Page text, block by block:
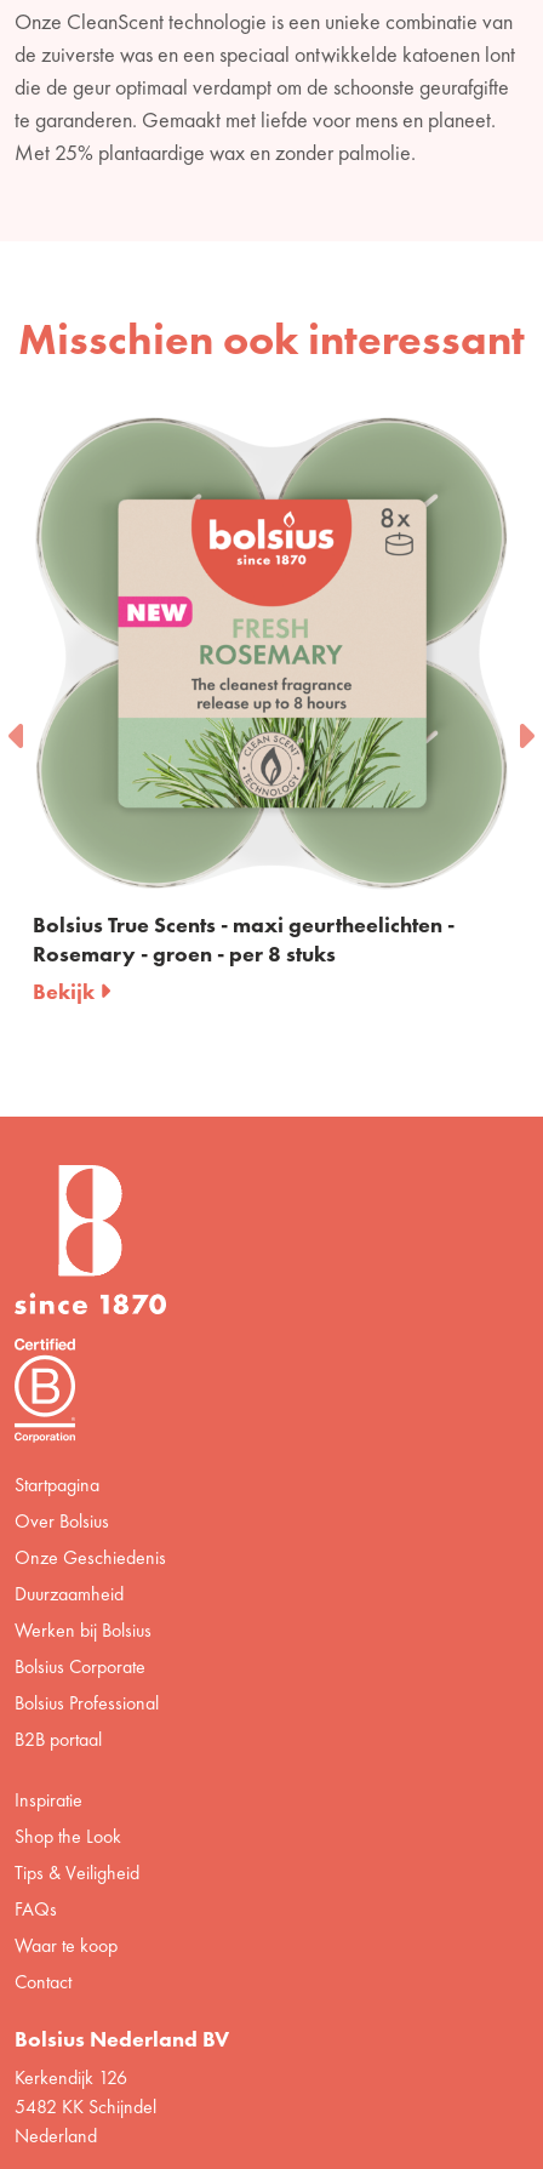
Onze CleanScent technologie is een unieke combinatie van
de zuiverste was en een speciaal ontwikkelde katoenen lont
die de geur optimaal verdampt om de schoonste geurafgifte
te garanderen. Gemaakt met liefde voor mens en planeet.
Met 25% plantaardige wax en zonder palmolie.
Misschien ook interessant
- maxi geurtheelichten -
per 8 stuks
Bolsius True Scents
Startpagina
Over Bolsius
Onze Geschiedenis
Duurzaamheid
Werken bij Bolsius
Bolsius Corporate
Bolsius Professional
B2B portaal
Inspiratie
Shop the Look
Tips & Veiligheid
FAQs
Waar te koop
Contact
Bolsius Nederland BV
Kerkendijk 126
5482 KK Schijndel
Nederland